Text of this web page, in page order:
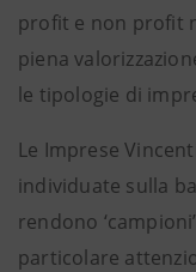
profit e non profit
piena
le tipologie di
Le Imprese
individuate sulla
rendono
particolare